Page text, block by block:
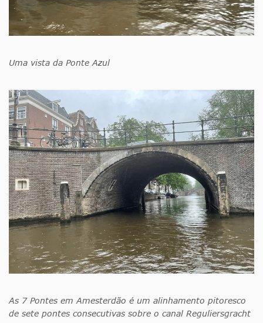
Uma vista da Ponte Azul
As 7 Pontes em Amesterdão é um alinhamento pitoresco
de sete pontes consecutivas sobre o canal Reguliersgracht